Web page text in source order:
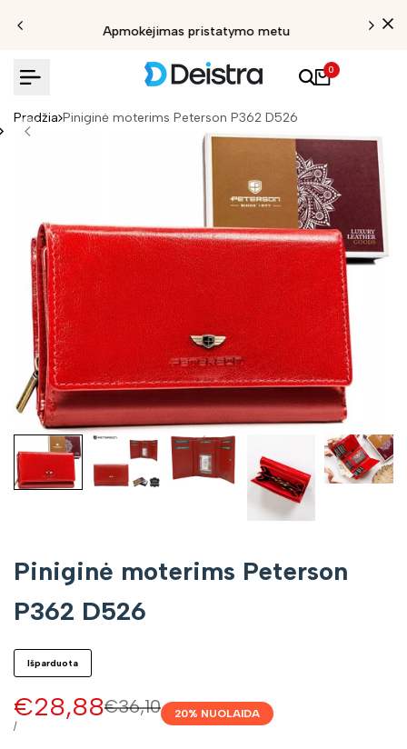
Apmokėjimas pristatymo metu
0
Pradžia Piniginė moterims Peterson P362 D526
Piniginė moterims Peterson
P362 D526
Išparduota
Įprasta
€36,10
Pardavimo
kaina
€28,88
VIENETO
/
20% NUOLAIDA